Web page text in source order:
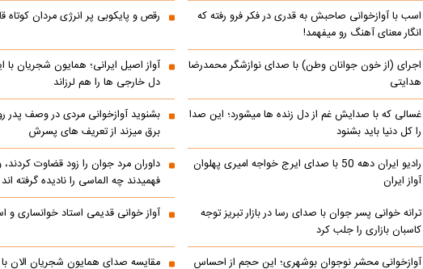
اسب با آوازخوانی صاحبش به قدری در فکر فرو رفته که
انگار معنای آهنگ رو میفهمد!
رقص و پایکوبی پر انرژی مردان
اجرای (از خون جوانان وطن) با صدای نوازشگر محمدرضا
هدایتی
آواز اصیل ایرانی؛ همایون شجریان
دل خارجی ها را هم لرزاند
غسالی که با صدایش غم از دل زنده ها میشورد؛ این صدا
را کل دنیا باید بشنود
بشنوید آوازخوانی مردی در وصف
برق میزند از تعریف های پسرش
رادیو ایران دهه 50 با صدای ایرج خواجه امیری پهلوان
آواز ایران
داوران مرد جوان را زود قضاوت
فهمیدند چه الماسی را نادیده گرفته اند
ترانه خوانی پسر جوان با صدای رسا در بازار تبریز توجه
کاسبان بازاری را جلب کرد
آواز خوانی قدیمی استاد خوانساری و
آوازخوانی محشر نوجوان بوشهری؛ این حجم از احساس مقایسه صدای همایون شجریان الان